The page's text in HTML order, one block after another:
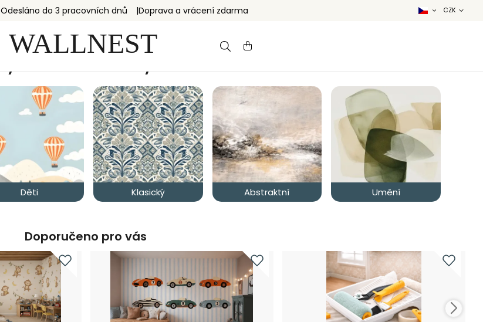
Odesláno do 3 pracovních dnů Doprava a vrácení zdarma
Děti Klasický Abstraktní Umění
Doporučeno pro vás